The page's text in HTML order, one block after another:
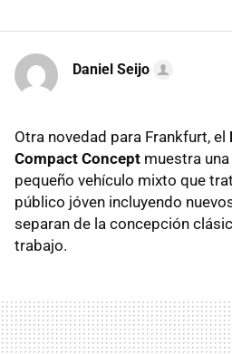
Daniel Seijo
Otra novedad para Frankfurt, el
Compact Concept muestra
pequeño vehículo mixto que
público jóven incluyendo
separan de la concepción
trabajo.